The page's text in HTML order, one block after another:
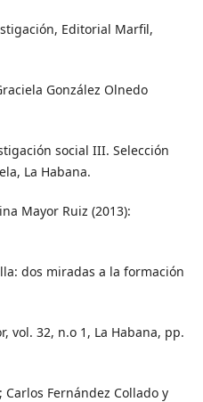
Editorial Marfil,
González Olnedo
social III. Selección
La Habana.
Mayor Ruiz (2013):
dos miradas a la formación
vol. 32, n.o 1, La Habana, pp.
Fernández Collado y